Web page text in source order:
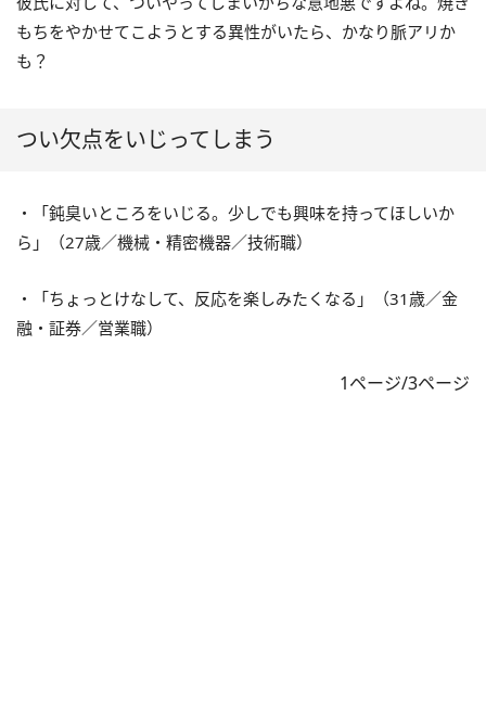
もちをやかせてこようとする異性がいたら、かなり脈アリか
も？
つい欠点をいじってしまう
・「鈍臭いところをいじる。少しでも興味を持ってほしいか
ら」（27歳／機械・精密機器／技術職）
・「ちょっとけなして、反応を楽しみたくなる」（31歳／金
融・証券／営業職）
1ページ/3ページ